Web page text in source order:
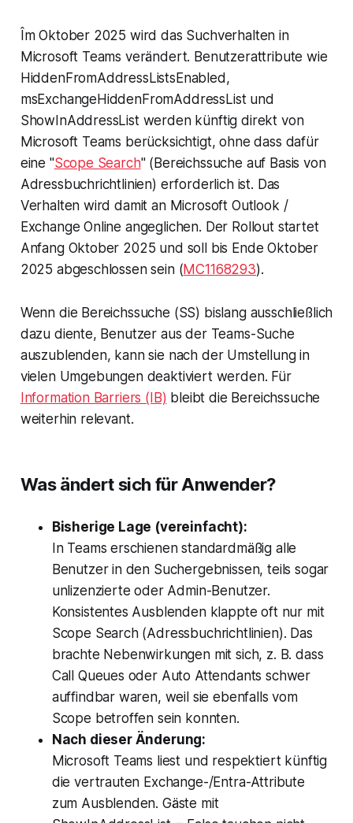
Îm Oktober 2025 wird das Suchverhalten in
Microsoft Teams verändert. Benutzerattribute wie
HiddenFromAddressListsEnabled ,
msExchangeHiddenFromAddressList und
ShowInAddressList werden künftig direkt von
Microsoft Teams berücksichtigt, ohne dass dafür
eine "Scope Search" (Bereichssuche auf Basis von
Adressbuchrichtlinien) erforderlich ist. Das
Verhalten wird damit an Microsoft Outlook /
Exchange Online angeglichen. Der Rollout startet
Anfang Oktober 2025 und soll bis Ende Oktober
2025 abgeschlossen sein (MC1168293).
Wenn die Bereichssuche (SS) bislang ausschließlich
dazu diente, Benutzer aus der Teams-Suche
auszublenden, kann sie nach der Umstellung in
vielen Umgebungen deaktiviert werden. Für
Information Barriers (IB) bleibt die Bereichssuche
weiterhin relevant.
Was ändert sich für Anwender?
Bisherige Lage (vereinfacht):
In Teams erschienen standardmäßig alle
Benutzer in den Suchergebnissen, teils sogar
unlizenzierte oder Admin-Benutzer.
Konsistentes Ausblenden klappte oft nur mit
Scope Search (Adressbuchrichtlinien). Das
brachte Nebenwirkungen mit sich, z. B. dass
Call Queues oder Auto Attendants schwer
auffindbar waren, weil sie ebenfalls vom
Scope betroffen sein konnten.
Nach dieser Änderung:
Microsoft Teams liest und respektiert künftig
die vertrauten Exchange-/Entra-Attribute
zum Ausblenden. Gäste mit